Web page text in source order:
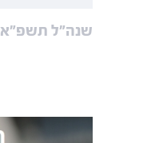
שנה"ל תשפ"א